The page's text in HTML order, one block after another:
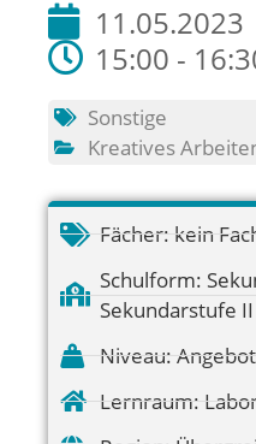
11.05.2023
15:00 -
Sonstige
Kreatives
Fächer: kein
Schulform:
Sekundarstufe
Niveau:
Lernraum: